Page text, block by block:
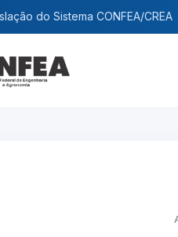
do Sistema CONFEA/CREA